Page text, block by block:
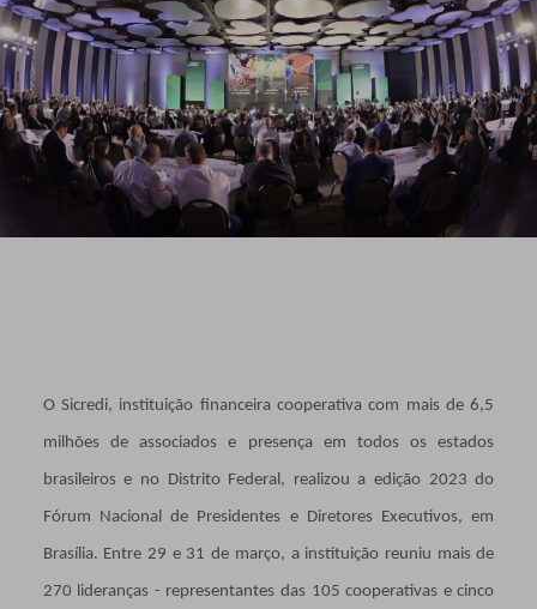
O Sicredi, instituição financeira cooperativa com mais de 6,5
milhões de associados e presença em todos os estados
brasileiros e no Distrito Federal, realizou a edição 2023 do
Fórum Nacional de Presidentes e Diretores Executivos, em
Brasília. Entre 29 e 31 de março, a instituição reuniu mais de
270 lideranças - representantes das 105 cooperativas e cinco